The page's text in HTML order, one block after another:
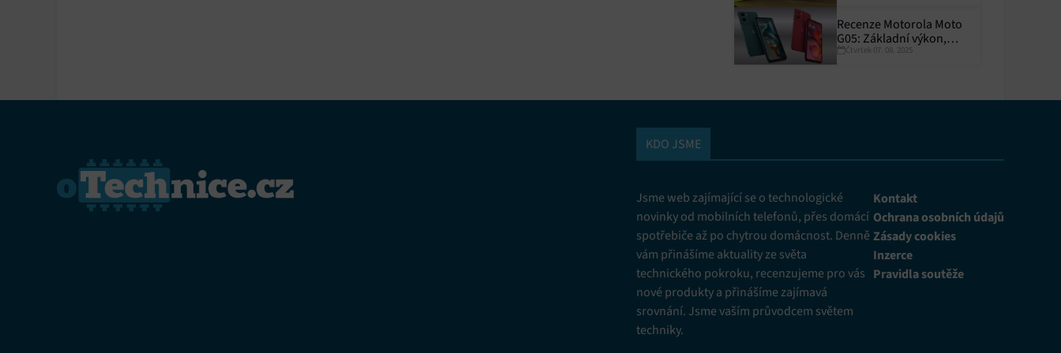
Recenze Motorola Moto
G05: Základní výkon,
skvělá výdrž
Čtvrtek 07. 08. 2025
KDO JSME
Jsme web zajímající se o technologické
novinky od mobilních telefonů, přes domácí
spotřebiče až po chytrou domácnost. Denně
vám přinášíme aktuality ze světa
technického pokroku, recenzujeme pro vás
nové produkty a přinášíme zajímavá
srovnání. Jsme vaším průvodcem světem
techniky.
Kontakt
Ochrana osobních údajů
Zásady cookies
Inzerce
Pravidla soutěže